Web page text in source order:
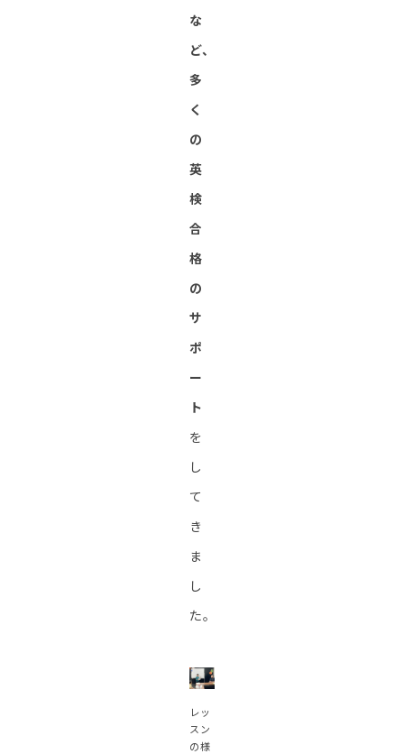
な
ど、
多
く
の
英
検
合
格
の
サ
ポ
ー
ト
を
し
て
き
ま
し
た。
レッ
スン
の様